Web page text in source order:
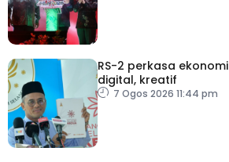
RS-2 perkasa ekonomi
digital, kreatif
7 Ogos 2026 11:44 pm